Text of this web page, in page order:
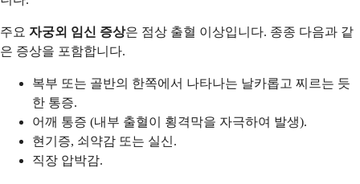
주요 자궁외 임신 증상은 점상 출혈 이상입니다. 종종 다음과 같
은 증상을 포함합니다.
복부 또는 골반의 한쪽에서 나타나는 날카롭고 찌르는 듯
한 통증.
어깨 통증 (내부 출혈이 횡격막을 자극하여 발생).
현기증, 쇠약감 또는 실신.
직장 압박감.